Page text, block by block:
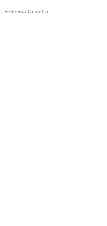
Federica Crucitti